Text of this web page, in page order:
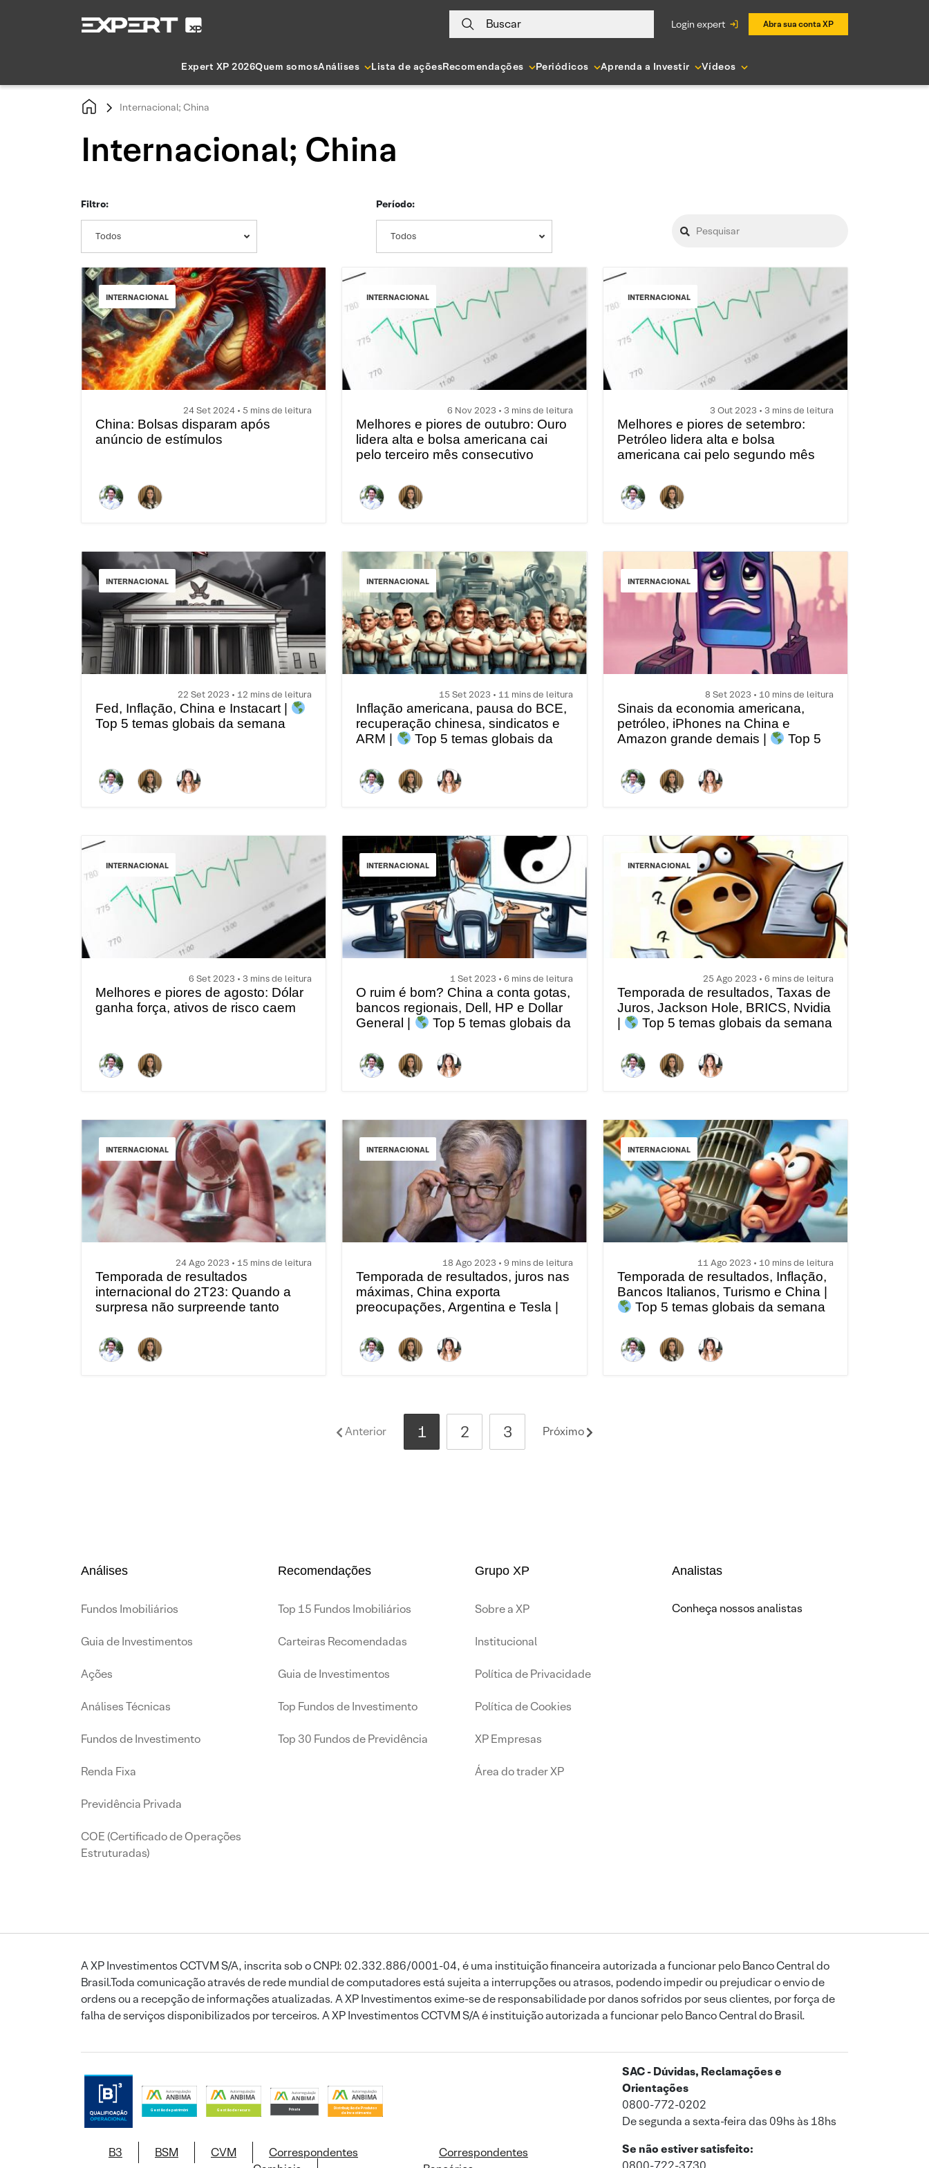
Buscar login expert Abra sua conta XP
Expert XP 2026Quem somosAnálises Lista de açõesRecomendações Periódicos Aprenda a Investir Vídeos
Internacional; China
Internacional; China
Filtro:
Todos
Período:
Todos
INTERNACIONAL
24 Set 2024 • 5 mins de leitura
China: Bolsas disparam após
anúncio de estímulos
INTERNACIONAL
6 Nov 2023 • 3 mins de leitura
Melhores e piores de outubro: Ouro
lidera alta e bolsa americana cai
pelo terceiro mês consecutivo
INTERNACIONAL
3 Out 2023 • 3 mins de leitura
Melhores e piores de setembro:
Petróleo lidera alta e bolsa
americana cai pelo segundo mês
INTERNACIONAL
22 Set 2023 • 12 mins de leitura
Fed, Inflação, China e Instacart |
Top 5 temas globais da semana
INTERNACIONAL
15 Set 2023 • 11 mins de leitura
Inflação americana, pausa do BCE,
recuperação chinesa, sindicatos e
ARM |
Top 5 temas globais da
INTERNACIONAL
8 Set 2023 • 10 mins de leitura
Sinais da economia americana,
petróleo, iPhones na China e
Amazon grande demais |
Top 5
INTERNACIONAL
6 Set 2023 • 3 mins de leitura
Melhores e piores de agosto: Dólar
ganha força, ativos de risco caem
INTERNACIONAL
1 Set 2023 • 6 mins de leitura
O ruim é bom? China a conta gotas,
bancos regionais, Dell, HP e Dollar
General |
Top 5 temas globais da
INTERNACIONAL
25 Ago 2023 • 6 mins de leitura
Temporada de resultados, Taxas de
Juros, Jackson Hole, BRICS, Nvidia
Top 5 temas globais da semana
INTERNACIONAL
24 Ago 2023 • 15 mins de leitura
Temporada de resultados
internacional do 2T23: Quando a
surpresa não surpreende tanto
INTERNACIONAL
18 Ago 2023 • 9 mins de leitura
Temporada de resultados, juros nas
máximas, China exporta
preocupações, Argentina e Tesla |
INTERNACIONAL
11 Ago 2023 • 10 mins de leitura
Temporada de resultados, Inflação,
Bancos Italianos, Turismo e China |
Top 5 temas globais da semana
Anterior 1 2 3 Próximo
Análises
Fundos Imobiliários
Guia de Investimentos
Ações
Análises Técnicas
Fundos de Investimento
Renda Fixa
Previdência Privada
COE (Certificado de Operações
Estruturadas)
Recomendações
Top 15 Fundos Imobiliários
Carteiras Recomendadas
Guia de Investimentos
Top Fundos de Investimento
Top 30 Fundos de Previdência
Grupo XP
Sobre a XP
Institucional
Política de Privacidade
Política de Cookies
XP Empresas
Área do trader XP
Analistas
Conheça nossos analistas
A XP Investimentos CCTVM S/A, inscrita sob o CNPJ: 02.332.886/0001-04, é uma instituição financeira autorizada a funcionar pelo Banco Central do
Brasil.Toda comunicação através de rede mundial de computadores está sujeita a interrupções ou atrasos, podendo impedir ou prejudicar o envio de
ordens ou a recepção de informações atualizadas. A XP Investimentos exime-se de responsabilidade por danos sofridos por seus clientes, por força de
falha de serviços disponibilizados por terceiros. A XP Investimentos CCTVM S/A é instituição autorizada a funcionar pelo Banco Central do Brasil.
B3 BSM CVM
Correspondentes
Correspondentes
SAC - Dúvidas, Reclamações e
Orientações
0800-772-0202
De segunda a sexta-feira das 09hs às 18hs
Se não estiver satisfeito: